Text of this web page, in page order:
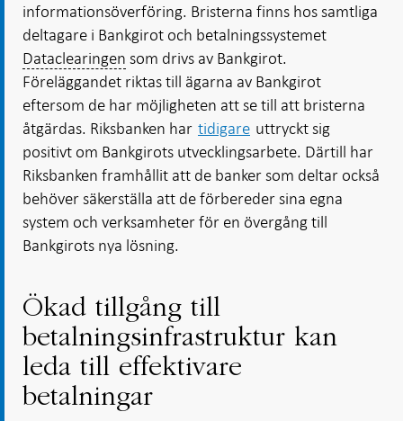
informationsöverföring. Bristerna finns hos samtliga
deltagare i Bankgirot och betalningssystemet
Dataclearingen som drivs av Bankgirot.
Föreläggandet riktas till ägarna av Bankgirot
eftersom de har möjligheten att se till att bristerna
åtgärdas. Riksbanken har tidigare uttryckt sig
positivt om Bankgirots utvecklingsarbete. Därtill har
Riksbanken framhållit att de banker som deltar också
behöver säkerställa att de förbereder sina egna
system och verksamheter för en övergång till
Bankgirots nya lösning.
Ökad tillgång till
betalningsinfrastruktur kan
leda till effektivare
betalningar